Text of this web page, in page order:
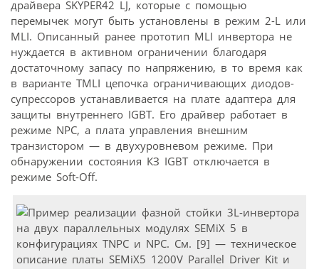
драйвера SKYPER42 LJ, которые с помощью
перемычек могут быть установлены в режим 2-L или
MLI. Описанный ранее прототип MLI инвертора не
нуждается в активном ограничении благодаря
достаточному запасу по напряжению, в то время как
в варианте TMLI цепочка ограничивающих диодов-
супрессоров устанавливается на плате адаптера для
защиты внутреннего IGBT. Его драйвер работает в
режиме NPC, а плата управления внешним
транзистором — в двухуровневом режиме. При
обнаружении состояния КЗ IGBT отключается в
режиме Soft-Off.